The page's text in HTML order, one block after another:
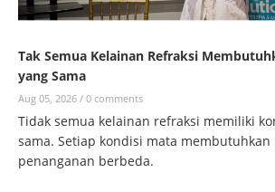
Tak Semua Kelainan Refraksi
yang Sama
Aug 05, 2026 / 0 comments
Tidak semua kelainan refraksi memiliki
sama. Setiap kondisi mata
penanganan berbeda.